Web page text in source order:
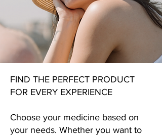
FIND THE PERFECT PRODUCT
FOR EVERY EXPERIENCE​
Choose your medicine based on
your needs. Whether you want to